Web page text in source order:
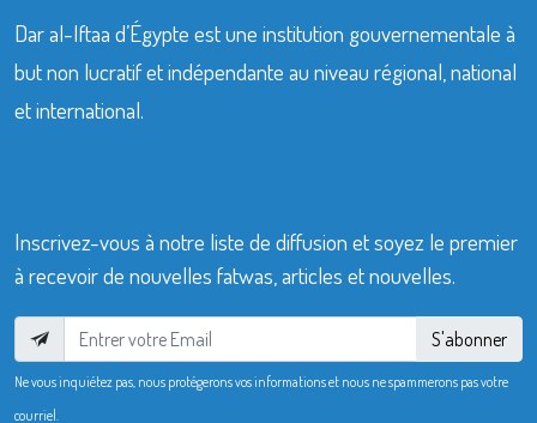
Dar al-Iftaa d’Égypte est une institution gouvernementale à
but non lucratif et indépendante au niveau régional, national
et international.
Inscrivez-vous à notre liste de diffusion et soyez le premier
à recevoir de nouvelles fatwas, articles et nouvelles.
S'abonner
Ne vous inquiétez pas, nous protégerons vos informations et nous ne spammerons pas votre
courriel.